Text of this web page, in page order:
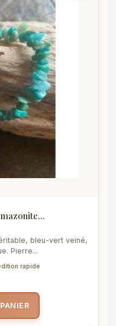
bleu-vert veiné,
Pierre...
rapide